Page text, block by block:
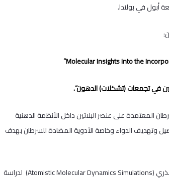
أبول في بولندا.
في تجمعات (تشكلات) الدهون”.
المعتمدة على عنصر البلاتين داخل الأنظمة الدهنية
وتهديف الدواء وخاصة الأدوية المضادة للسرطان بهدف
واعتمد الباحثون في هذه الدراسة على محاكاة الديناميكيات الجزيئية على المستوى الذري (Atomistic Molecular Dynamics Simulations) لدراسة